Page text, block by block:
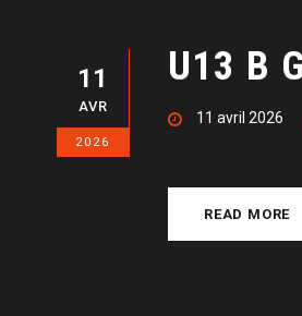
11
AVR
2026
U13 B
11 avril 2026
READ MORE